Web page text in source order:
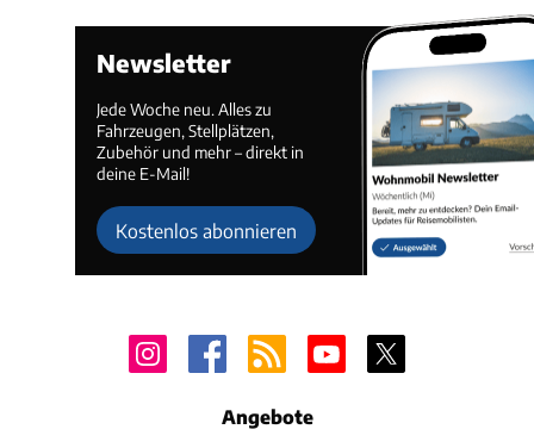
Newsletter
Jede Woche neu. Alles zu
Fahrzeugen, Stellplätzen,
Zubehör und mehr – direkt in
deine E-Mail!
Kostenlos abonnieren
Angebote